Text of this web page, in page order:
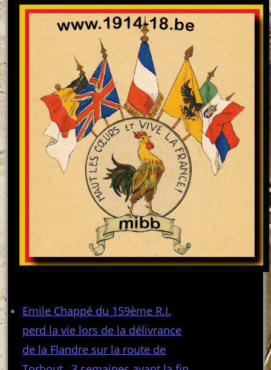
Emile Chappé du 159ème R.I.
perd la vie lors de la délivrance
de la Flandre sur la route de